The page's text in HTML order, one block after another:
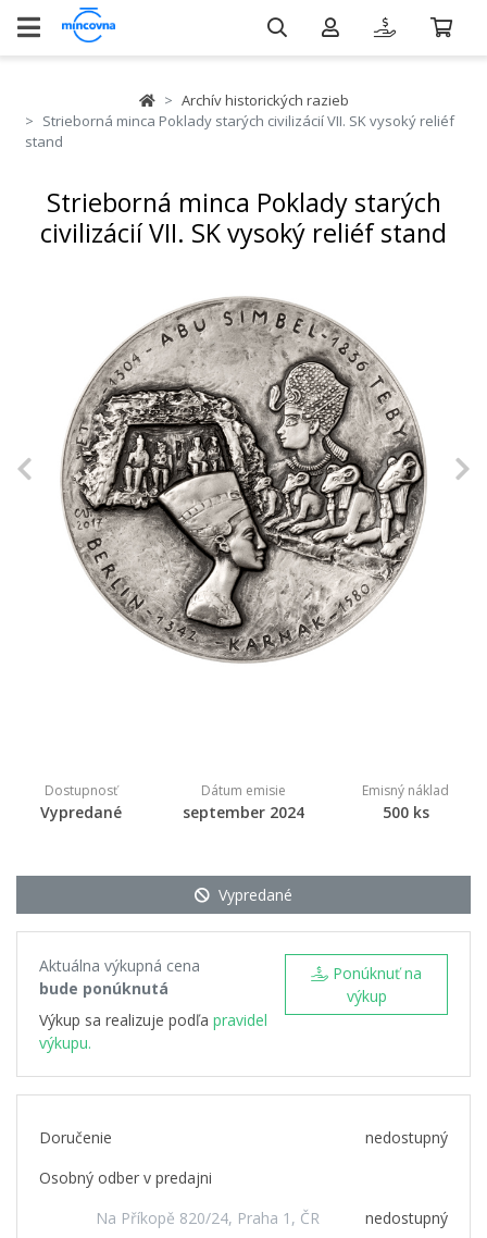
Archív historických razieb
Strieborná minca Poklady starých civilizácií VII. SK vysoký reliéf
stand
Strieborná minca Poklady starých
civilizácií VII. SK vysoký reliéf stand
Previous
Dostupnosť
Vypredané
Dátum emisie
september 2024
Emisný náklad
500 ks
Vypredané
Aktuálna výkupná cena
bude ponúknutá
Výkup sa realizuje podľa pravidel
výkupu.
výkup
Doručenie
nedostupný
Osobný odber v predajni
Na Příkopě 820/24, Praha 1, ČR
nedostupný